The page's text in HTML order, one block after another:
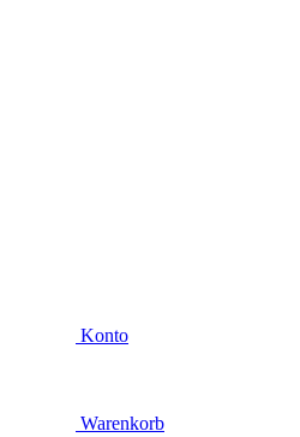
Konto
Warenkorb